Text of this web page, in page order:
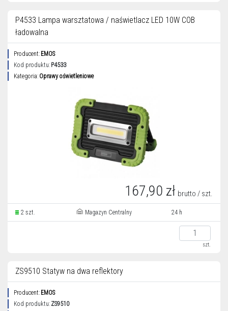
P4533 Lampa warsztatowa / naświetlacz LED 10W COB
ładowalna
Producent: EMOS
Kod produktu: P4533
Kategoria: Oprawy oświetleniowe
167,90 zł brutto / szt.
2 szt. Magazyn Centralny 24 h
szt.
ZS9510 Statyw na dwa reflektory
Producent: EMOS
Kod produktu: ZS9510